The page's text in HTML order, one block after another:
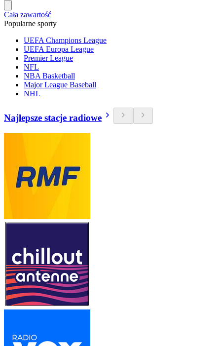
Cała zawartość
Popularne sporty
UEFA Champions League
UEFA Europa League
Premier League
NFL
NBA Basketball
Major League Baseball
NHL
Najlepsze stacje radiowe